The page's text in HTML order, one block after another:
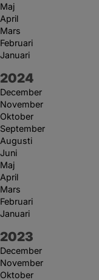
Maj
April
Mars
Februari
Januari
År:
2024
December
November
Oktober
September
Augusti
Juni
Maj
April
Mars
Februari
Januari
År:
2023
December
November
Oktober